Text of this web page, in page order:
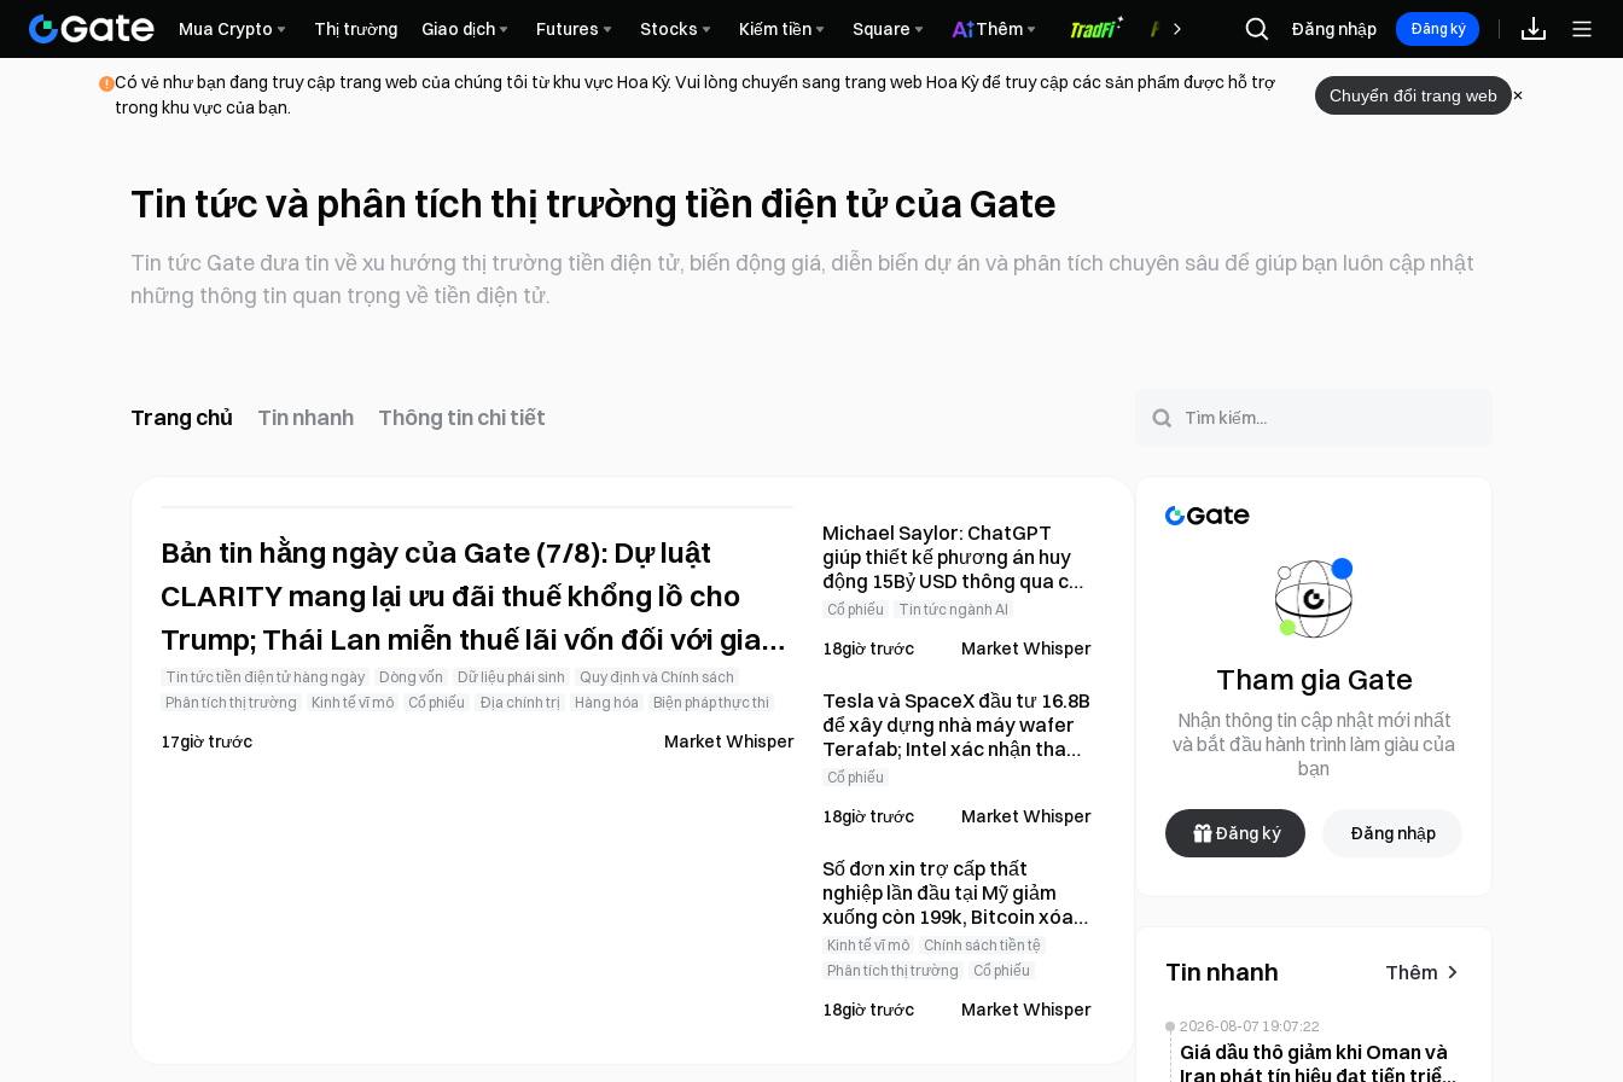
Mua Crypto Thị trường Giao dịch Futures Stocks Kiếm tiền Square Thêm Phần thưởng
Đăng nhập Đăng ký
Có vẻ như bạn đang truy cập trang web của chúng tôi từ khu vực Hoa Kỳ. Vui lòng chuyển sang trang web Hoa Kỳ để truy cập các sản phẩm được hỗ trợ
trong khu vực của bạn.
Chuyển đổi trang web
Tin tức và phân tích thị trường tiền điện tử của Gate
Tin tức Gate đưa tin về xu hướng thị trường tiền điện tử, biến động giá, diễn biến dự án và phân tích chuyên sâu để giúp bạn luôn cập nhật
những thông tin quan trọng về tiền điện tử.
Trang chủ Tin nhanh Thông tin chi tiết
Bản tin hằng ngày của Gate (7/8): Dự luật
CLARITY mang lại ưu đãi thuế khổng lồ cho
Trump; Thái Lan miễn thuế lãi vốn đối với giao
dịch tiền mã hóa
Tin tức tiền điện tử hàng ngày Dòng vốn Dữ liệu phái sinh
Quy định và Chính sách
Phân tích thị trường
Kinh tế vĩ mô Cổ phiếu Địa chính trị Hàng hóa Biện pháp thực thi
17giờ trước Market Whisper
Michael Saylor: ChatGPT
giúp thiết kế phương án huy
động 15Bỷ USD thông qua cổ
phiếu ưu đãi
Cổ phiếu Tin tức ngành AI
18giờ trước Market Whisper
Tesla và SpaceX đầu tư 16.8B
để xây dựng nhà máy wafer
Terafab; Intel xác nhận tham
gia
Cổ phiếu
18giờ trước Market Whisper
Số đơn xin trợ cấp thất
nghiệp lần đầu tại Mỹ giảm
xuống còn 199k, Bitcoin xóa
sạch mức tăng và giao dịch ở
mức 64.312 USD
Kinh tế vĩ mô
Chính sách tiền tệ
Phân tích thị trường
Cổ phiếu
18giờ trước Market Whisper
Tham gia Gate
Nhận thông tin cập nhật mới nhất
và bắt đầu hành trình làm giàu của
bạn
Đăng ký Đăng nhập
Tin nhanh Thêm
2026-08-07 19:07:22
Giá dầu thô giảm khi Oman và
Iran phát tín hiệu đạt tiến triển